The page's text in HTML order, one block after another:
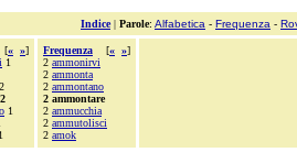
Indice| Parole: Alfabetica - Frequenza -
[« »]
1
2
1
1
Frequenza [« »]
2 ammonirvi
2 ammonta
2 ammontano
2 ammontare
2 ammucchia
2 ammutolisci
2 amok